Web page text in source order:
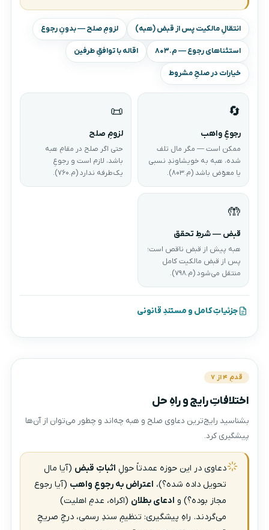
انتقالِ مالکیت پس از قبض (هبه) لزومِ صلح — بدونِ رجوع
استثناهای رجوع — م.۸۰۳ اقاله با توافقِ طرفین
خیارات در صلحِ مشروط
🔄
رجوعِ واهب
ممکن است — مگر مال تلف
شده، هبه به خویشاوندِ نسبی
یا معوّض باشد (م.۸۰۳).
📜
لزومِ صلح
حتی اگر صلح در مقامِ هبه
باشد، لازم است و رجوعِ
یک‌طرفه ندارد (م.۷۶۰).
🤲
قبض — شرطِ تحقق
هبه پیش از قبض ناقص است؛
پس از قبض مالکیت کامل
منتقل می‌شود (م.۷۹۸).
جزئیاتِ کامل و مستندِ قانونی
قدمِ ۴ از ۷
اختلافاتِ رایج و راهِ حل
بشناسید رایج‌ترین دعاوی صلح و هبه چه‌اند و چطور می‌توان از آن‌ها
پیشگیری کرد.
دعاوی در این حوزه عمدتاً حولِ اثباتِ قبض (آیا مال
تحویل داده شده؟)، اعتراض به رجوعِ واهب (آیا رجوع
مجاز بوده؟) و ادعای بطلان (اکراه، عدمِ اهلیت)
می‌گردند. راهِ پیشگیری: تنظیمِ سندِ رسمی، درجِ صریحِ